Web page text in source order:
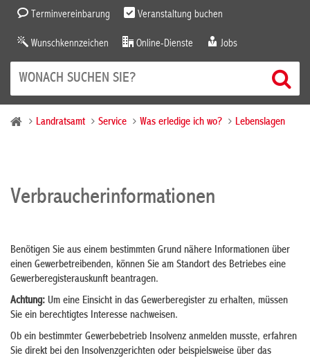
Terminvereinbarung Veranstaltung buchen
Wunschkennzeichen Online-Dienste Jobs
Landratsamt Service Was erledige ich wo? Lebenslagen
Verbraucherinformationen
Benötigen Sie aus einem bestimmten Grund nähere Informationen über
einen Gewerbetreibenden, können Sie am Standort des Betriebes eine
Gewerberegisterauskunft beantragen.
Achtung: Um eine Einsicht in das Gewerberegister zu erhalten, müssen
Sie ein berechtigtes Interesse nachweisen.
Ob ein bestimmter Gewerbebetrieb Insolvenz anmelden musste, erfahren
Sie direkt bei den Insolvenzgerichten oder beispielsweise über das